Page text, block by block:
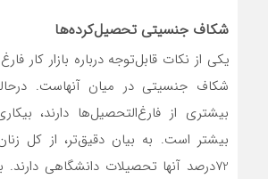
شکاف جنسیتی تحصیل‌کرده‌ها
یکی از نکات قابل‌توجه درباره بازار کار
شکاف جنسیتی در میان آنهاست.
بیشتری از فارغ‌التحصیل‌ها دارند،
بیشتر است. به بیان دقیق‌تر، از کل
72درصد آنها تحصیلات دانشگاهی